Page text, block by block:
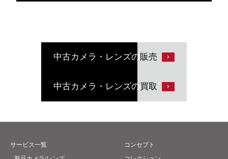
中古カメラ・レンズの販売
中古カメラ・レンズの買取
サービス一覧
コンセプト